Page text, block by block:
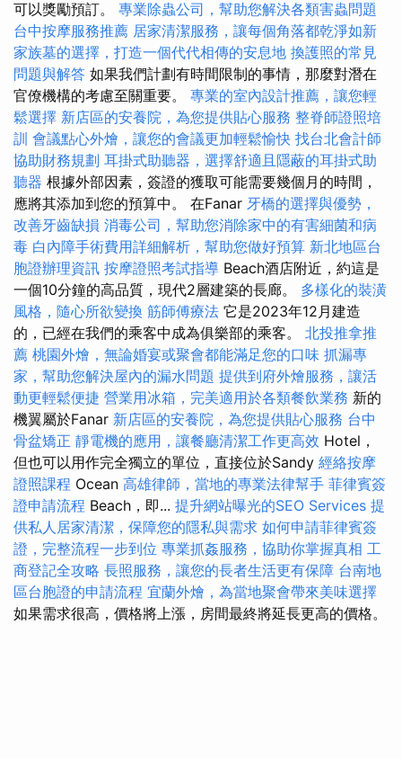
可以獎勵預訂。 專業除蟲公司，幫助您解決各類害蟲問題
台中按摩服務推薦 居家清潔服務，讓每個角落都乾淨如新
家族墓的選擇，打造一個代代相傳的安息地 換護照的常見
問題與解答 如果我們計劃有時間限制的事情，那麼對潛在
官僚機構的考慮至關重要。 專業的室內設計推薦，讓您輕
鬆選擇 新店區的安養院，為您提供貼心服務 整脊師證照培
訓 會議點心外燴，讓您的會議更加輕鬆愉快 找台北會計師
協助財務規劃 耳掛式助聽器，選擇舒適且隱蔽的耳掛式助
聽器 根據外部因素，簽證的獲取可能需要幾個月的時間，
應將其添加到您的預算中。 在Fanar 牙橋的選擇與優勢，
改善牙齒缺損 消毒公司，幫助您消除家中的有害細菌和病
毒 白內障手術費用詳細解析，幫助您做好預算 新北地區台
胞證辦理資訊 按摩證照考試指導 Beach酒店附近，約這是
一個10分鐘的高品質，現代2層建築的長廊。 多樣化的裝潢
風格，隨心所欲變換 筋師傅療法 它是2023年12月建造
的，已經在我們的乘客中成為俱樂部的乘客。 北投推拿推
薦 桃園外燴，無論婚宴或聚會都能滿足您的口味 抓漏專
家，幫助您解決屋內的漏水問題 提供到府外燴服務，讓活
動更輕鬆便捷 營業用冰箱，完美適用於各類餐飲業務 新的
機翼屬於Fanar 新店區的安養院，為您提供貼心服務 台中
骨盆矯正 靜電機的應用，讓餐廳清潔工作更高效 Hotel，
但也可以用作完全獨立的單位，直接位於Sandy 經絡按摩
證照課程 Ocean 高雄律師，當地的專業法律幫手 菲律賓簽
證申請流程 Beach，即... 提升網站曝光的SEO Services 提
供私人居家清潔，保障您的隱私與需求 如何申請菲律賓簽
證，完整流程一步到位 專業抓姦服務，協助你掌握真相 工
商登記全攻略 長照服務，讓您的長者生活更有保障 台南地
區台胞證的申請流程 宜蘭外燴，為當地聚會帶來美味選擇
如果需求很高，價格將上漲，房間最終將延長更高的價格。